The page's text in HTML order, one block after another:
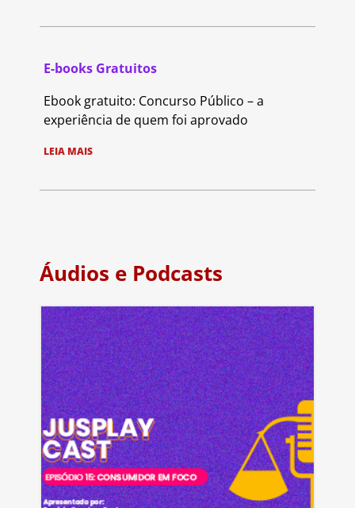
E-books Gratuitos
Ebook gratuito: Concurso Público – a
experiência de quem foi aprovado
LEIA MAIS
Áudios e Podcasts